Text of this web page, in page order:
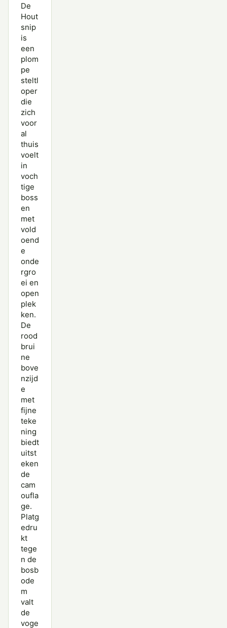
De
Hout
snip
is
een
plom
pe
steltl
oper
die
zich
voor
al
thuis
voelt
in
voch
tige
boss
en
met
vold
oend
e
onde
rgro
ei en
open
plek
ken.
De
rood
brui
ne
bove
nzijd
e
met
fijne
teke
ning
biedt
uitst
eken
de
cam
oufla
ge.
Platg
edru
kt
tege
n de
bosb
ode
m
valt
de
voge